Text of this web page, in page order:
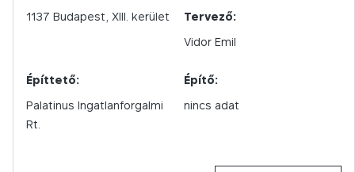
1137 Budapest, XIII. kerület
Tervező:
Vidor Emil
Építtető:
Palatinus Ingatlanforgalmi
Rt.
Építő:
nincs adat